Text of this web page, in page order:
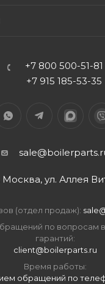
+7 800 500-51-81
+7 915 185-53-35
Москва, ул. Аллея
(отдел продаж):
по вопросам
гарантий:
client@boilerparts.ru
Время работы:
обращений по